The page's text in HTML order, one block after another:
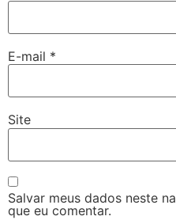
E-mail *
Site
Salvar meus dados neste
que eu comentar.